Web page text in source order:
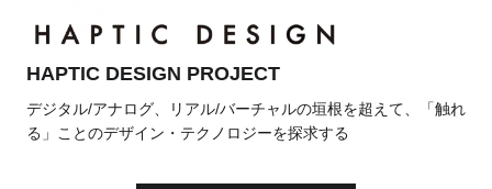
HAPTIC DESIGN PROJECT
デジタル/アナログ、リアル/バーチャルの垣根を超えて、「触れ
る」ことのデザイン・テクノロジーを探求する